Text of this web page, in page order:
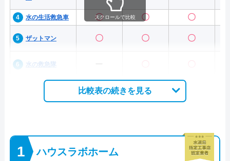
水の生活救急車 〇 〇 〇
ザットマン 〇 〇 〇
水の救急隊
スクロールで比較
比較表の続きを見る
ハウスラボホーム